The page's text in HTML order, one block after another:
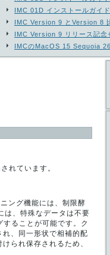
IMC 01D インストールガイ
IMC Version 9 とVersion 8
IMC Version 9 リリース記念
IMCのMacOS 15 Sequoia
れています。
ング機能には、制限酵
は、特殊なデータは不要
ることが可能です。ク
、同一形状で相補的配
られ保存されるため、